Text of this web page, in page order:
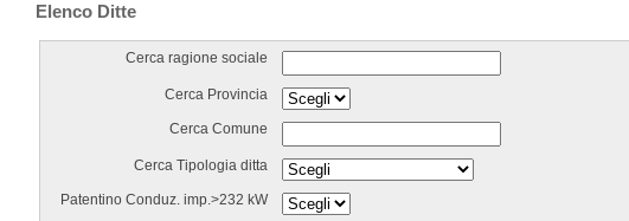
Elenco Ditte
Cerca ragione sociale
Cerca Provincia
Cerca Comune
Cerca Tipologia ditta
Patentino Conduz. imp.>232 kW